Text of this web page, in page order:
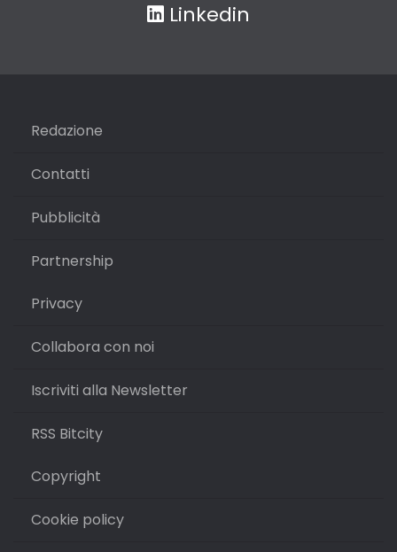
Linkedin
Redazione
Contatti
Pubblicità
Partnership
Privacy
Collabora con noi
Iscriviti alla Newsletter
RSS Bitcity
Copyright
Cookie policy